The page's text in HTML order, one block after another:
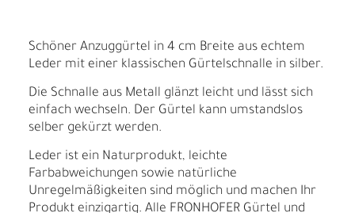
Schöner Anzuggürtel in 4 cm Breite aus echtem
Leder mit einer klassischen Gürtelschnalle in silber.
Die Schnalle aus Metall glänzt leicht und lässt sich
einfach wechseln. Der Gürtel kann umstandslos
selber gekürzt werden.
Leder ist ein Naturprodukt, leichte
Farbabweichungen sowie natürliche
Unregelmäßigkeiten sind möglich und machen Ihr
Produkt einzigartig. Alle FRONHOFER Gürtel und